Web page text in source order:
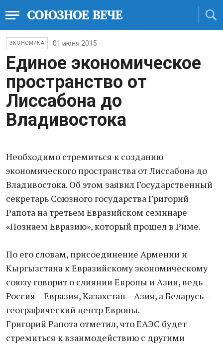
ЭКОНОМИКА 01 июня 2015
Единое экономическое
пространство от
Лиссабона до
Владивостока
Необходимо стремиться к созданию
экономического пространства от Лиссабона до
Владивостока. Об этом заявил Государственный
секретарь Союзного государства Григорий
Рапота на третьем Евразийском семинаре
«Познаем Евразию», который прошел в Риме.
По его словам, присоединение Армении и
Кыргызстана к Евразийскому экономическому
союзу говорит о слиянии Европы и Азии, ведь
Россия – Евразия, Казахстан – Азия, а Беларусь –
географический центр Европы.
Григорий Рапота отметил, что ЕАЭС будет
стремиться к взаимодействию с другими